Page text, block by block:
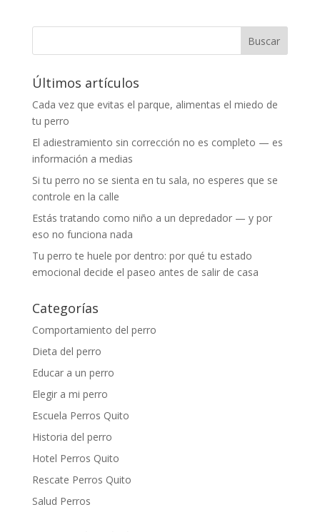
Últimos artículos
Cada vez que evitas el parque, alimentas el miedo de
tu perro
El adiestramiento sin corrección no es completo — es
información a medias
Si tu perro no se sienta en tu sala, no esperes que se
controle en la calle
Estás tratando como niño a un depredador — y por
eso no funciona nada
Tu perro te huele por dentro: por qué tu estado
emocional decide el paseo antes de salir de casa
Categorías
Comportamiento del perro
Dieta del perro
Educar a un perro
Elegir a mi perro
Escuela Perros Quito
Historia del perro
Hotel Perros Quito
Rescate Perros Quito
Salud Perros